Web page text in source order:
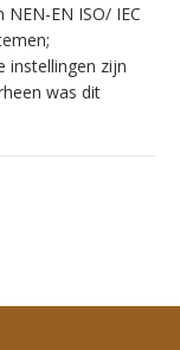
EN ISO/ IEC
instellingen zijn
was dit